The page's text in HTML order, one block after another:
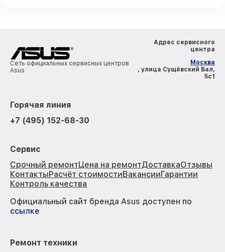
Сеть официальных сервисных центров
Asus
Адрес сервисного
центра
Москва
, улица Сущёвский Вал,
5с1
Горячая линия
+7 (495) 152-68-30
Сервис
Срочный ремонтЦена на ремонтДоставкаОтзывы
КонтактыРасчёт стоимостиВакансииГарантии
Контроль качества
Официальный сайт бренда Asus доступен по
ссылке
Ремонт техники